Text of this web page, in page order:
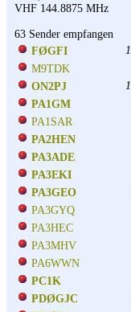
VHF 144.8875 MHz
63 Sender empfangen
FØGFI
M9TDK
ON2PJ
PA1GM
PA1SAR
PA2HEN
PA3ADE
PA3EKI
PA3GEO
PA3GYQ
PA3HEC
PA3MHV
PA6WWN
PC1K
PDØGJC